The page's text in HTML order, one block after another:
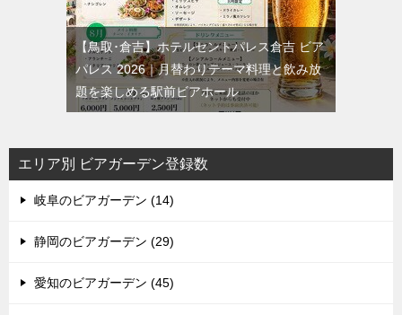
【鳥取･倉吉】ホテルセントパレス倉吉 ビア
パレス 2026｜月替わりテーマ料理と飲み放
題を楽しめる駅前ビアホール
エリア別 ビアガーデン登録数
岐阜のビアガーデン (14)
静岡のビアガーデン (29)
愛知のビアガーデン (45)